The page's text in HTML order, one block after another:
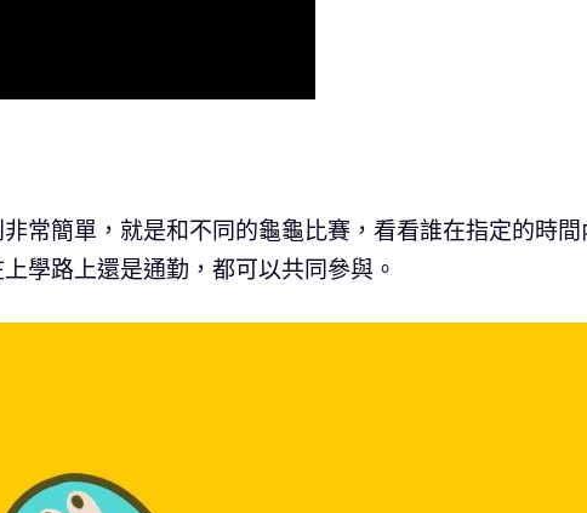
常簡單，就是和不同的龜龜比賽，看看誰在指定的時間
學路上還是通勤，都可以共同參與。